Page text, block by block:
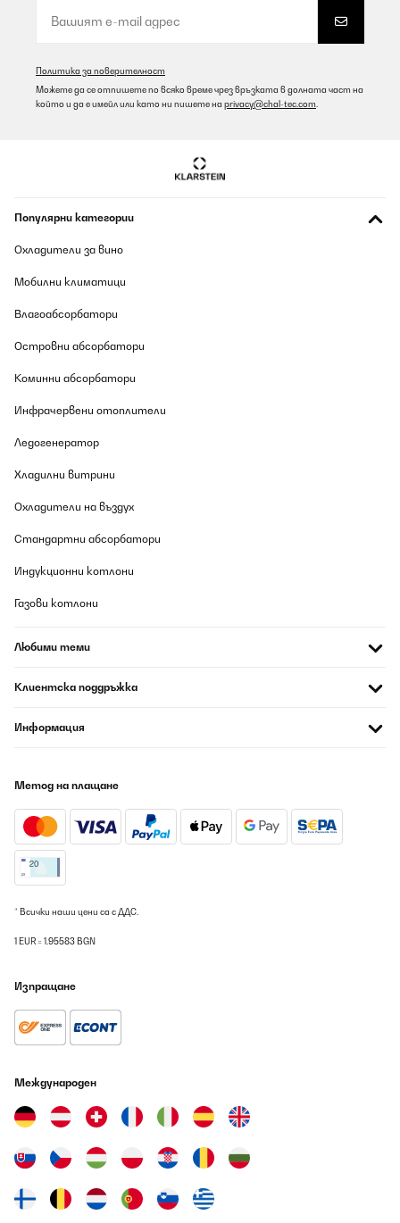
Превод
ПОТВЪРДЕН ПРЕГЛЕД
Amazon typisch: schnelle Lieferung.Kochfeld ist sehr schön und
gut zu bedienen.Die Lüfter sind hörbar aber nicht störend.Die
empfohlen.Leistung ist für diese Preisklasse sehr gut
Amazon-Benutzer
Usuario/a de amazon
Amazon user
Превод
Funktioniert einwandfrei und die Zahlen sind sehr gut zu
Amazon-Benutzer
ПОТВЪРДЕН ПРЕГЛЕД
06/08/2026
Die Leistung ist mehr als ausreichend, Töpfe werde sehr schnell
Lüfter für die IGBT Kühlung sind hörbar aber auf einem
mit wenig Leistung, 4-9 +Booster funktioniert wird die Leistung
hören, aber die Töpfe erzeugen Geräusche, je nach Größe und
Programm.Preis/Leistung ist sehr gut.
Amazon-Benutzer
Политика за поверителност
Можете да се отпишете по всяко време чрез връзката в долната част на
който и да е имейл или като ни пишете на privacy@chal-tec.com
Популярни категории
Охладители за вино
Мобилни климатици
Влагоабсорбатори
Островни абсорбатори
Коминни абсорбатори
Инфрачервени отоплители
Ледогенератор
Хладилни витрини
Охладители на въздух
Стандартни абсорбатори
Индукционни котлони
Газови котлони
Любими теми
Клиентска поддръжка
Информация
Метод на плащане
* Всички наши цени са с ДДС.
1 EUR = 1.95583 BGN
Изпращане
Международен